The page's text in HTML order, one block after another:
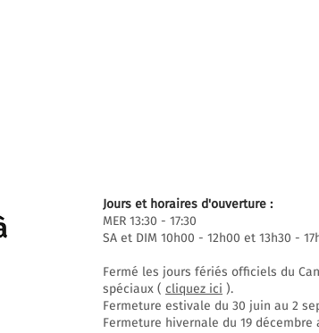
Jours et horaires d'ouverture :
MER 13:30 - 17:30
SA et DIM 10h00 - 12h00 et 13h30 -
Fermé les jours fériés officiels du
spéciaux ( cliquez ici ).
Fermeture estivale du 30 juin au 2
Fermeture hivernale du 19 décembre